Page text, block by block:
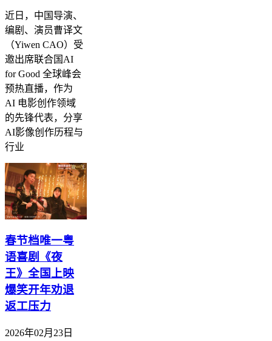
近日，中国导演、
编剧、演员曹译文
（Yiwen CAO）受
邀出席联合国AI
for Good 全球峰会
预热直播，作为
AI 电影创作领域
的先锋代表，分享
AI影像创作历程与
行业
春节档唯一粤
语喜剧《夜
王》全国上映
爆笑开年劝退
返工压力
2026年02月23日